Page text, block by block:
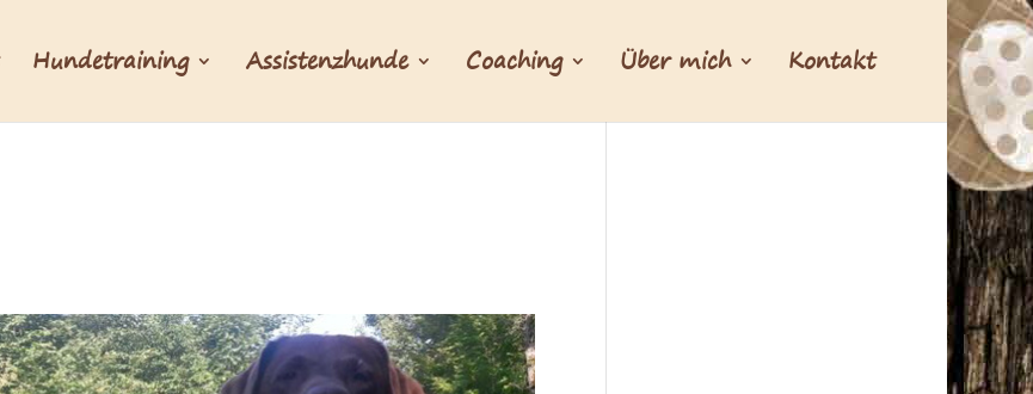
Hundetraining Assistenzhunde Coaching Über mich Kontakt